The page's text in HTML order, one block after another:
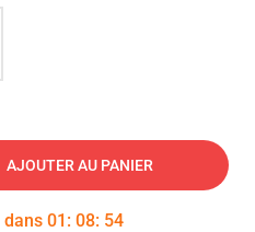
AJOUTER AU PANIER
dans 01 : 08: 54